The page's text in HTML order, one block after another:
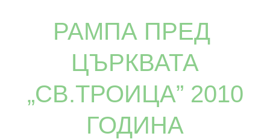
РАМПА ПРЕД
ЦЪРКВАТА
„СВ.ТРОИЦА” 2010
ГОДИНА